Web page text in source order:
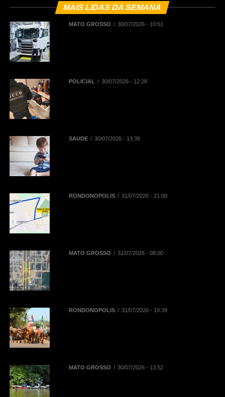
MAIS LIDAS DA SEMANA
MATO GROSSO 30/07/2026 - 10:51
POLICIAL 30/07/2026 - 12:28
SAÚDE 30/07/2026 - 13:39
RONDONÓPOLIS 31/07/2026 - 21:00
MATO GROSSO 31/07/2026 - 08:00
RONDONÓPOLIS 31/07/2026 - 19:39
MATO GROSSO 30/07/2026 - 13:52